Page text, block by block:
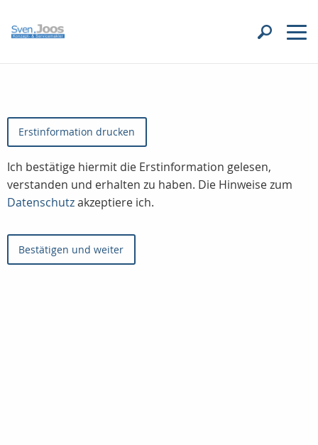
Erstinformation drucken
Ich bestätige hiermit die Erstinformation gelesen,
verstanden und erhalten zu haben. Die Hinweise zum
Datenschutzakzeptiere ich.
Bestätigen und weiter